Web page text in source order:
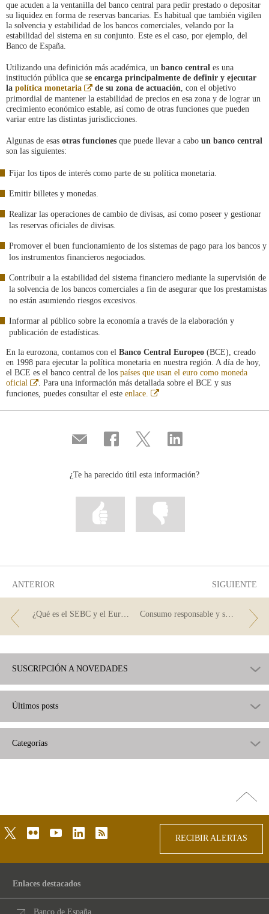
que acuden a la ventanilla del banco central para pedir prestado o depositar
su liquidez en forma de reservas bancarias. Es habitual que también vigilen
la solvencia y estabilidad de los bancos comerciales, velando por la
estabilidad del sistema en su conjunto. Este es el caso, por ejemplo, del
Banco de España.
Utilizando una definición más académica, un banco central es una
institución pública que se encarga principalmente de definir y ejecutar
la política monetaria
Abre
en
ventana
nueva
de su zona de actuación, con el objetivo
primordial de mantener la estabilidad de precios en esa zona y de lograr un
crecimiento económico estable, así como de otras funciones que pueden
variar entre las distintas jurisdicciones.
Algunas de esas otras funciones que puede llevar a cabo un banco central
son las siguientes:
Fijar los tipos de interés como parte de su política monetaria.
Emitir billetes y monedas.
Realizar las operaciones de cambio de divisas, así como poseer y gestionar
las reservas oficiales de divisas.
Promover el buen funcionamiento de los sistemas de pago para los bancos y
los instrumentos financieros negociados.
Contribuir a la estabilidad del sistema financiero mediante la supervisión de
la solvencia de los bancos comerciales a fin de asegurar que los prestamistas
no están asumiendo riesgos excesivos.
Informar al público sobre la economía a través de la elaboración y
publicación de estadísticas.
En la eurozona, contamos con el Banco Central Europeo (BCE), creado
en 1998 para ejecutar la política monetaria en nuestra región. A día de hoy,
el BCE es el banco central de los países que usan el euro como moneda
oficial
Abre
en
ventana
. Para una información más detallada sobre el BCE y sus
funciones, puedes consultar el este enlace.
Abre
ventana
Compartir
por
Compartir
en
Compartir
en
Compartir
en
¿Te ha parecido útil esta información?
Marcar
información
ANTERIOR
¿Qué es el SEBC y el Eurosistema?
SIGUIENTE
Consumo responsable y seguro también en Black Friday
SUSCRIPCIÓN A NOVEDADES
Últimos posts
Categorías
arriba
twitterflickr youtubelinkedinrss
RECIBIR ALERTAS
Enlaces destacados
Banco de España